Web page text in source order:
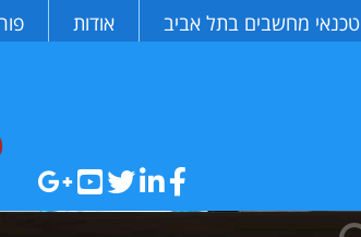
טכנאי מחשבים בתל אביב אודות